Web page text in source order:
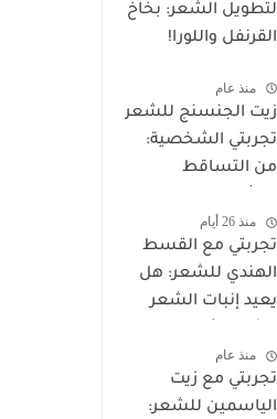
لتطويل الشعر: بخاخ
القرنفل واللورا!
منذ عام
زيت الجنسنج للشعر
تجربتي الشخصية:
من التساقط
منذ 26 أيام
تجربتي مع القسط
الهندي للشعر: هل
يعيد إنبات الشعر
منذ عام
تجربتي مع زيت
الياسمين للشعر: